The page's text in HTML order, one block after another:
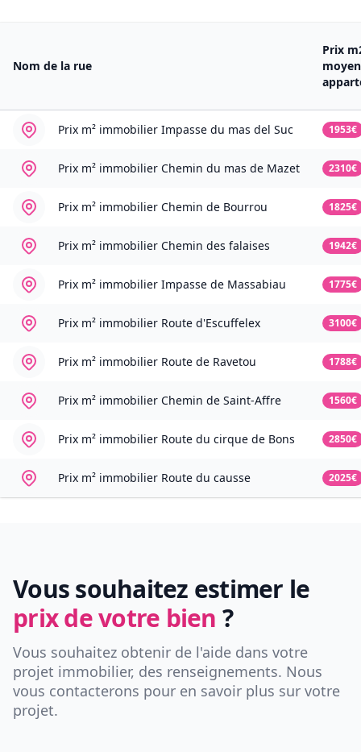
Nom de la rue
Prix
moyen
Prix m² immobilier Impasse du mas del Suc 1953€
Prix m² immobilier Chemin du mas de Mazet 2310€
Prix m² immobilier Chemin de Bourrou 1825€
Prix m² immobilier Chemin des falaises 1942€
Prix m² immobilier Impasse de Massabiau 1775€
Prix m² immobilier Route d'Escuffelex 3100€
Prix m² immobilier Route de Ravetou 1788€
Prix m² immobilier Chemin de Saint-Affre 1560€
Prix m² immobilier Route du cirque de Bons 2850€
Prix m² immobilier Route du causse 2025€
Vous souhaitez estimer le
prix de votre bien ?
Vous souhaitez obtenir de l'aide dans votre
projet immobilier, des renseignements. Nous
vous contacterons pour en savoir plus sur votre
projet.